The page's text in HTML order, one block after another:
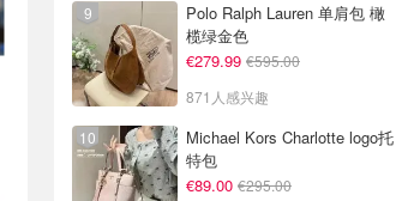
Polo Ralph Lauren 单肩包 橄
榄绿金色
€279.99 €595.00
871人感兴趣
Michael Kors Charlotte logo托
特包
€89.00 €295.00